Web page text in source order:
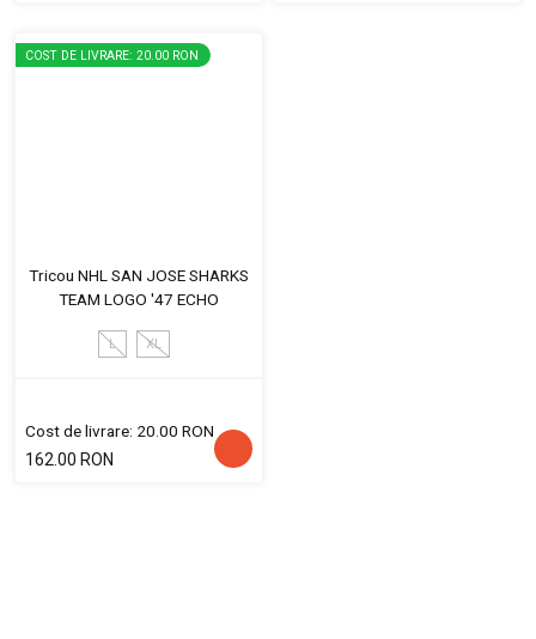
COST DE LIVRARE: 20.00 RON
Tricou NHL SAN JOSE SHARKS
TEAM LOGO '47 ECHO
L XL
Cost de livrare: 20.00 RON
162.00 RON